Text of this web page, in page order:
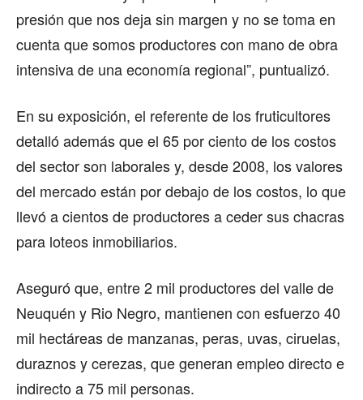
presión que nos deja sin margen y no se toma en
cuenta que somos productores con mano de obra
intensiva de una economía regional”, puntualizó.
En su exposición, el referente de los fruticultores
detalló además que el 65 por ciento de los costos
del sector son laborales y, desde 2008, los valores
del mercado están por debajo de los costos, lo que
llevó a cientos de productores a ceder sus chacras
para loteos inmobiliarios.
Aseguró que, entre 2 mil productores del valle de
Neuquén y Rio Negro, mantienen con esfuerzo 40
mil hectáreas de manzanas, peras, uvas, ciruelas,
duraznos y cerezas, que generan empleo directo e
indirecto a 75 mil personas.